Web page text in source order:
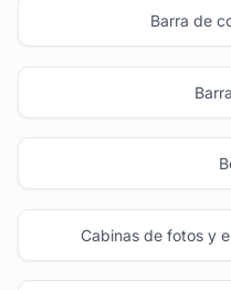
Barra de
Cabinas de fotos y